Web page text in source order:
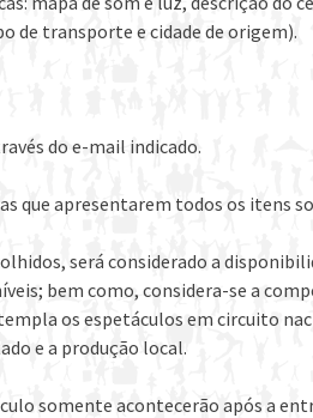
de transporte e cidade de origem).
do e-mail indicado.
que apresentarem todos os itens
será considerado a
bem como, considera-se a
os espetáculos em circuito
e a produção local.
somente acontecerão após a